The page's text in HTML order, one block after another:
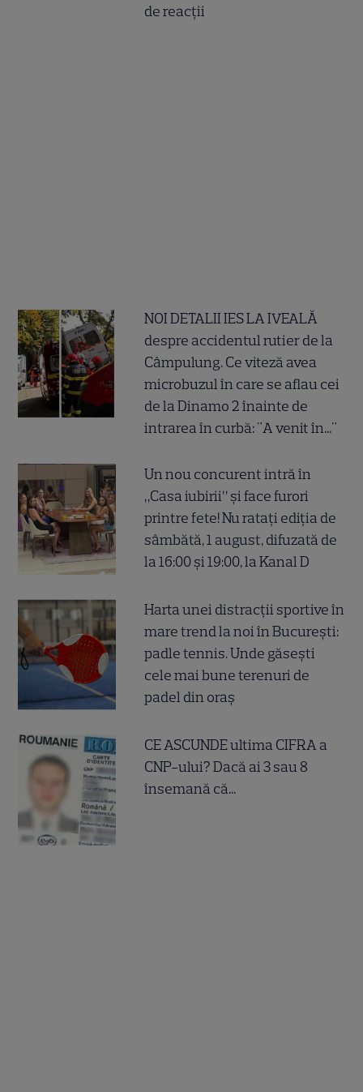
de reacții
NOI DETALII IES LA IVEALĂ
despre accidentul rutier de la
Câmpulung. Ce viteză avea
microbuzul în care se aflau cei
de la Dinamo 2 înainte de
intrarea în curbă: "A venit în..."
Un nou concurent intră în
„Casa iubirii” și face furori
printre fete! Nu ratați ediția de
sâmbătă, 1 august, difuzată de
la 16:00 și 19:00, la Kanal D
Harta unei distracții sportive în
mare trend la noi în București:
padle tennis. Unde găsești
cele mai bune terenuri de
padel din oraș
CE ASCUNDE ultima CIFRA a
CNP-ului? Dacă ai 3 sau 8
însemană că...